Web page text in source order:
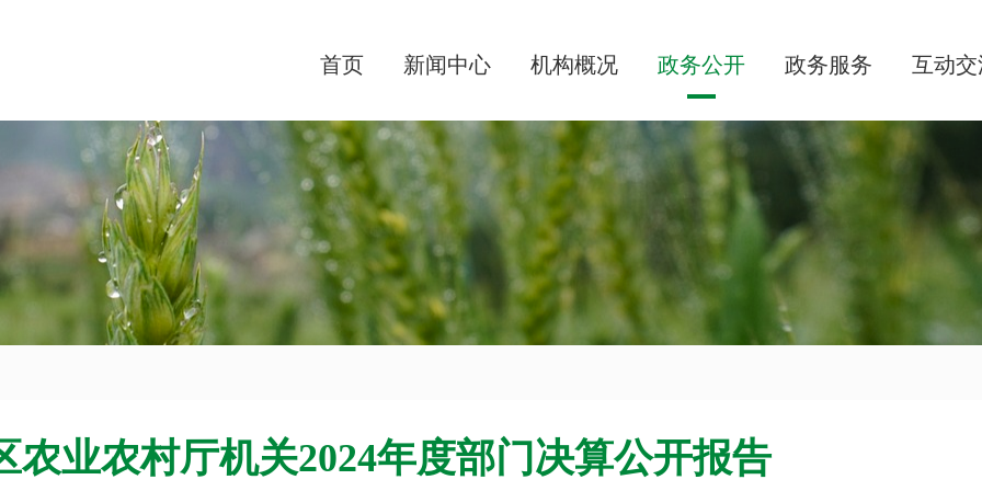
首页 新闻中心 机构概况 政务公开 政务服务 互动交
农业农村厅机关2024年度部门决算公开报告